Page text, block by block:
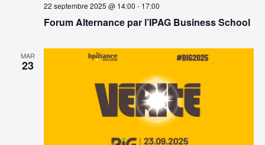
Forum Alternance par l’IPAG Business School
22 septembre 2025 @ 14:00 - 17:00
MAR
23